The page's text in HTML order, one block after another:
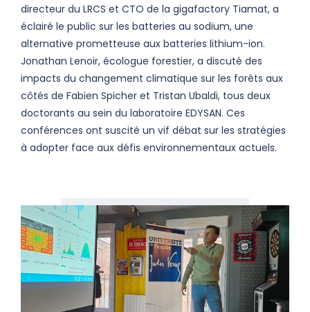
directeur du LRCS et CTO de la gigafactory Tiamat, a
éclairé le public sur les batteries au sodium, une
alternative prometteuse aux batteries lithium-ion.
Jonathan Lenoir, écologue forestier, a discuté des
impacts du changement climatique sur les forêts aux
côtés de Fabien Spicher et Tristan Ubaldi, tous deux
doctorants au sein du laboratoire EDYSAN. Ces
conférences ont suscité un vif débat sur les stratégies
à adopter face aux défis environnementaux actuels.